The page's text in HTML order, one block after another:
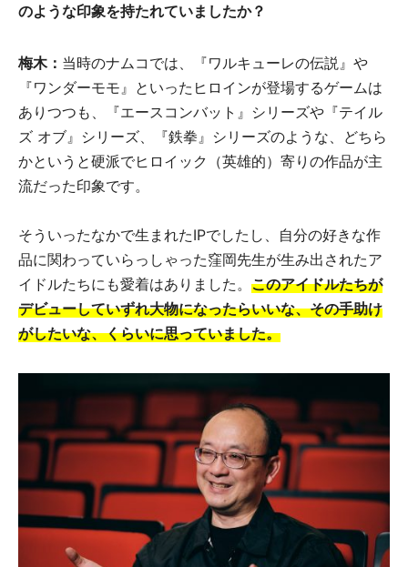
のような印象を持たれていましたか？
梅木： 当時のナムコでは、『ワルキューレの伝説』や
『ワンダーモモ』といったヒロインが登場するゲームは
ありつつも、『エースコンバット』シリーズや『テイル
ズ オブ』シリーズ、『鉄拳』シリーズのような、どちら
かというと硬派でヒロイック（英雄的）寄りの作品が主
流だった印象です。
そういったなかで生まれたIPでしたし、自分の好きな作
品に関わっていらっしゃった窪岡先生が生み出されたア
イドルたちにも愛着はありました。 このアイドルたちが
デビューしていずれ大物になったらいいな、その手助け
がしたいな、くらいに思っていました。